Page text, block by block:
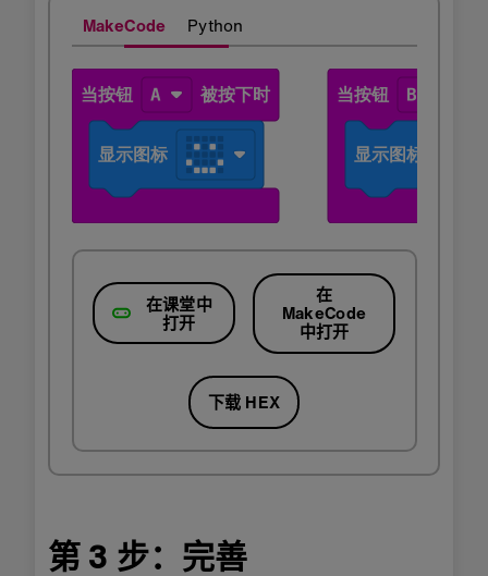
MakeCode Python
在课堂中
打开
在
MakeCode
中打开
下载 HEX
第 3 步：完善